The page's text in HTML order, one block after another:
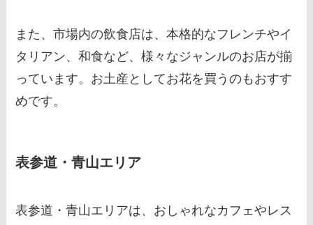
また、市場内の飲食店は、本格的なフレンチやイ
タリアン、和食など、様々なジャンルのお店が揃
っています。お土産としてお花を買うのもおすす
めです。
表参道・青山エリア
表参道・青山エリアは、おしゃれなカフェやレス